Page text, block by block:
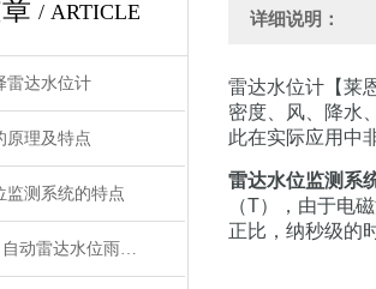
/ ARTICLE
雷达水位计
原理及特点
监测系统的特点
【LD-SW2】自动雷达水位雨量监测系统【莱恩德】
详细说明：
雷达水位计【莱
密度、风、降水
此在实际应用中
雷达水位监测系
（T），由于电
正比，纳秒级的